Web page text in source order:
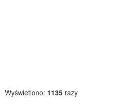
Wyświetlono: 1135 razy